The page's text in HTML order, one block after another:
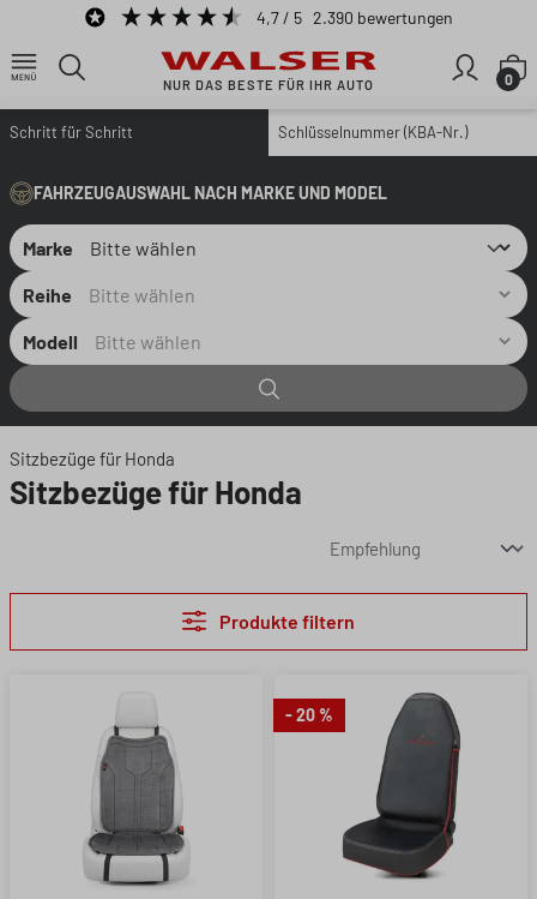
Zum Hauptinhalt springen 4,7 / 5 2.390 bewertungen
NUR DAS BESTE FÜR IHR AUTO 0
Schritt für Schritt Schlüsselnummer (KBA-Nr.)
FAHRZEUGAUSWAHL NACH MARKE UND MODEL
Marke
Reihe
Modell
Sitzbezüge für Honda
Sitzbezüge für Honda
Produkte filtern
- 20 %